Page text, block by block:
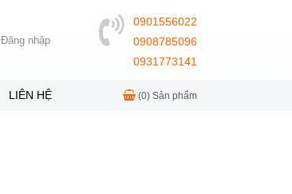
Đăng nhập
0901556022
0908785096
0931773141
LIÊN HỆ (0) Sản phẩm